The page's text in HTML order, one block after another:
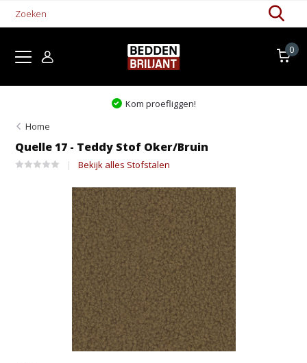
0
Kom proefliggen!
Home
Quelle 17 - Teddy Stof Oker/Bruin
Bekijk alles Stofstalen